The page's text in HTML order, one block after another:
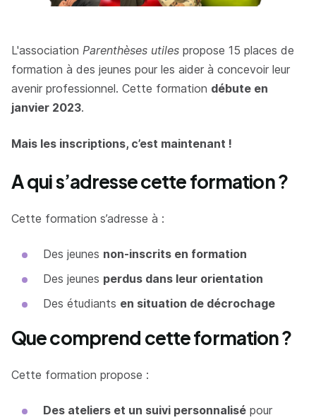
L'association Parenthèses utiles propose 15 places de
formation à des jeunes pour les aider à concevoir leur
avenir professionnel. Cette formation débute en
janvier 2023.
Mais les inscriptions, c’est maintenant !
A qui s’adresse cette formation ?
Cette formation s’adresse à :
Des jeunes non-inscrits en formation
Des jeunes perdus dans leur orientation
Des étudiants en situation de décrochage
Que comprend cette formation ?
Cette formation propose :
Des ateliers et un suivi personnalisé pour